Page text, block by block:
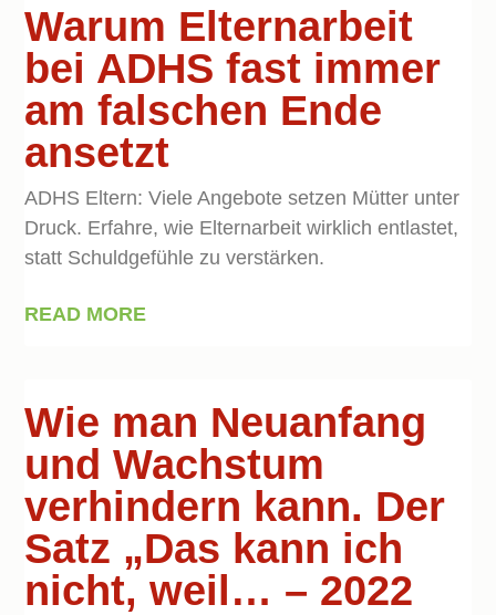
Warum Elternarbeit
bei ADHS fast immer
am falschen Ende
ansetzt
ADHS Eltern: Viele Angebote setzen Mütter unter
Druck. Erfahre, wie Elternarbeit wirklich entlastet,
statt Schuldgefühle zu verstärken.
READ MORE
Wie man Neuanfang
und Wachstum
verhindern kann. Der
Satz „Das kann ich
nicht, weil… – 2022